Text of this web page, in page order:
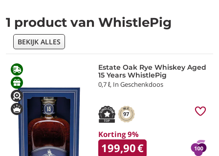
1 product van WhistlePig
BEKIJK ALLES
Estate Oak Rye Whiskey Aged
15 Years WhistlePig
0,7 ℓ, In Geschenkdoos
97
Korting 9%
199,90€